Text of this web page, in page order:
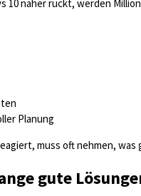
10 näher rückt, werden
Planung
muss oft nehmen,
gute